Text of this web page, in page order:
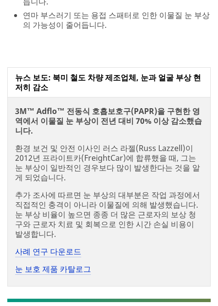
연마 부스러기 또는 용접 스패터로 인한 이물질 눈 부상
의 가능성이 줄어듭니다.
뉴스 보도: 북미 철도 차량 제조업체, 눈과 얼굴 부상 현
저히 감소
3M™ Adflo™ 전동식 호흡보호구(PAPR)을 구현한 영
역에서 이물질 눈 부상이 전년 대비 70% 이상 감소했습
니다.
환경 보건 및 안전 이사인 러스 라젤(Russ Lazzell)이
2012년 프라이트카(FreightCar)에 합류했을 때, 그는
눈 부상이 일반적인 경우보다 많이 발생한다는 것을 알
게 되었습니다.
추가 조사에 따르면 눈 부상의 대부분은 작업 과정에서
직접적인 충격이 아니라 이물질에 의해 발생했습니다.
눈 부상 비율이 높으면 종종 더 많은 근로자의 보상 청
구와 근로자 치료 및 회복으로 인한 시간 손실 비용이
발생합니다.
사례 연구 다운로드
눈 보호 제품 카탈로그